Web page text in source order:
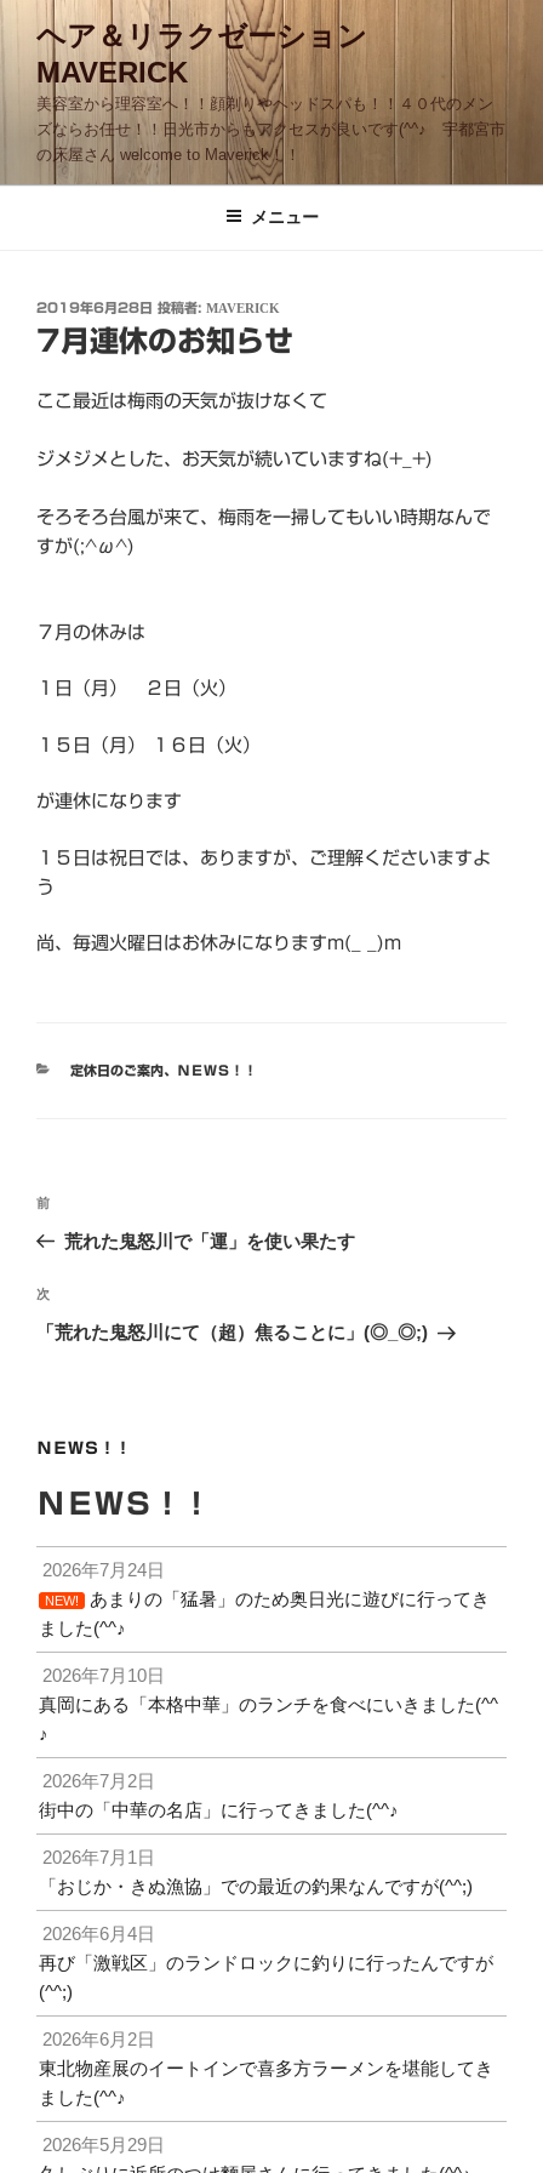
ス
ヘア＆リラクゼーション
MAVERICK
美容室から理容室へ！！顔剃りやヘッドスパも！！４０代のメン
ズならお任せ！！日光市からもアクセスが良いです(^^♪ 宇都宮市
の床屋さん welcome to Maverick！！
メニュー
投
稿
日:
2019年6月28日 投稿者: MAVERICK
7月連休のお知らせ
ここ最近は梅雨の天気が抜けなくて
ジメジメとした、お天気が続いていますね(+_+)
そろそろ台風が来て、梅雨を一掃してもいい時期なんで
すが(;^ω^)
７月の休みは
１日（月） ２日（火）
１５日（月） １６日（火）
が連休になります
１５日は祝日では、ありますが、ご理解くださいますよ
う
尚、毎週火曜日はお休みになりますm(_ _)m
カ
定休日のご案内、 ＮＥＷＳ！！
ビ
ゲ
ン
前
の
稿
前
荒れた鬼怒川で「運」を使い果たす
次
の
次
「荒れた鬼怒川にて（超）焦ることに」(◎_◎;)
ＮＥＷＳ！！
ＮＥＷＳ！！
2026年7月24日
NEW!
あまりの「猛暑」のため奥日光に遊びに行ってき
ました(^^♪
2026年7月10日
真岡にある「本格中華」のランチを食べにいきました(^^
♪
2026年7月2日
街中の「中華の名店」に行ってきました(^^♪
2026年7月1日
「おじか・きぬ漁協」での最近の釣果なんですが(^^;)
2026年6月4日
再び「激戦区」のランドロックに釣りに行ったんですが
(^^;)
2026年6月2日
東北物産展のイートインで喜多方ラーメンを堪能してき
ました(^^♪
2026年5月29日